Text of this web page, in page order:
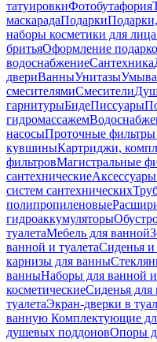
татуировкиФотобутафория
маскарадаПодарки
наборы косметики для лица
бритьяОформление
водоснабжениеСантехника
двериВанныУнитазы
смесителямиСмесители
гарнитурыБидеПиссуары
гидромассажем
насосыПроточные
кувшиныКартриджи,
фильтровМагистральные
сантехнические
систем сантехнических
полипропиленовые
гидроаккумуляторы
туалетаМебель для ванной
ванной и туалетаСиденья и
карнизы для ванны
ванныНаборы для ванной и
косметическиеСиденья для
туалетаЭкран-дверки в
ванную Комплектующие
душевых поддоновОпоры